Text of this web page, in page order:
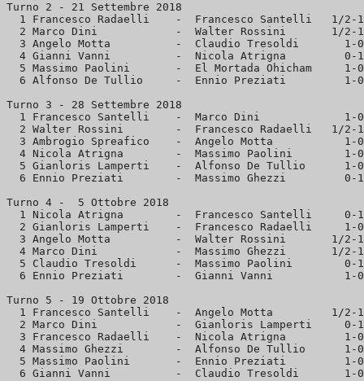
Turno 2 - 21 Settembre 2018
1 Francesco Radaelli    -  Francesco Santelli
2 Marco Dini            -  Walter Rossini
3 Angelo Motta          -  Claudio Tresoldi
4 Gianni Vanni          -  Nicola Atrigna
5 Massimo Paolini       -  El Mortada Ohicham
6 Alfonso De Tullio     -  Ennio Preziati
Turno 3 - 28 Settembre 2018
1 Francesco Santelli    -  Marco Dini
2 Walter Rossini        -  Francesco Radaelli
3 Ambrogio Spreafico    -  Angelo Motta
4 Nicola Atrigna        -  Massimo Paolini
5 Gianloris Lamperti    -  Alfonso De Tullio
6 Ennio Preziati        -  Massimo Ghezzi
Turno 4 -  5 Ottobre 2018
1 Nicola Atrigna        -  Francesco Santelli
2 Gianloris Lamperti    -  Francesco Radaelli
3 Angelo Motta          -  Walter Rossini       1/
4 Marco Dini            -  Massimo Ghezzi       1/
5 Claudio Tresoldi      -  Massimo Paolini
6 Ennio Preziati        -  Gianni Vanni
Turno 5 - 19 Ottobre 2018
1 Francesco Santelli    -  Angelo Motta         1/2-
  2 Marco Dini            -  Gianloris Lamperti     0-1
  3 Francesco Radaelli    -  Nicola Atrigna         1-0
  4 Massimo Ghezzi        -  Alfonso De Tullio      1-0
  5 Massimo Paolini       -  Ennio Preziati         1-0
  6 Gianni Vanni          -  Claudio Tresoldi       1-0